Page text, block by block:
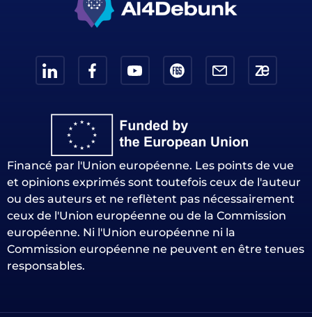
Financé par l'Union européenne. Les points de vue
et opinions exprimés sont toutefois ceux de l'auteur
ou des auteurs et ne reflètent pas nécessairement
ceux de l'Union européenne ou de la Commission
européenne. Ni l'Union européenne ni la
Commission européenne ne peuvent en être tenues
responsables.